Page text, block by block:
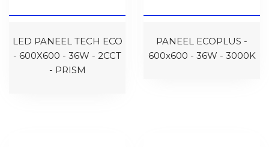
LED PANEEL TECH ECO
- 600X600 - 36W - 2CCT
- PRISM
PANEEL ECOPLUS -
600x600 - 36W - 3000K